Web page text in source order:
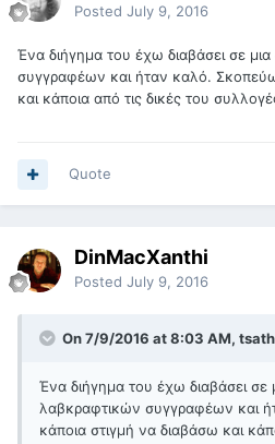
Posted July 9, 2016
Ένα διήγημα του έχω διαβάσει σε
συγγραφέων και ήταν καλό.
και κάποια από τις δικές του
Quote
DinMacXanthi
Posted July 9, 2016
On 7/9/2016 at 8:03 AM,
Ένα διήγημα του έχω διαβάσει σε
λαβκραφτικών συγγραφέων και
κάποια στιγμή να διαβάσω και